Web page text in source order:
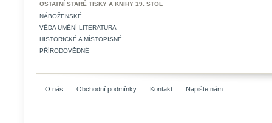
OSTATNÍ STARÉ TISKY A KNIHY 19. STOL
NÁBOŽENSKÉ
VĚDA UMĚNÍ LITERATURA
HISTORICKÉ A MÍSTOPISNÉ
PŘÍRODOVĚDNÉ
O nás Obchodní podmínky Kontakt Napište nám